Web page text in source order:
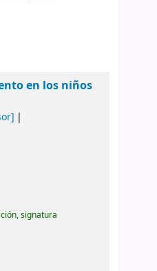
en los niños
signatura